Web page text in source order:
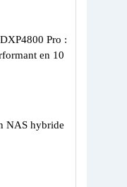
Pro :
en 10
NAS hybride